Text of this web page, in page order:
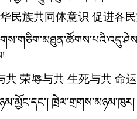
民族共同体意识 促进各
共 荣辱与共 生死与共 命